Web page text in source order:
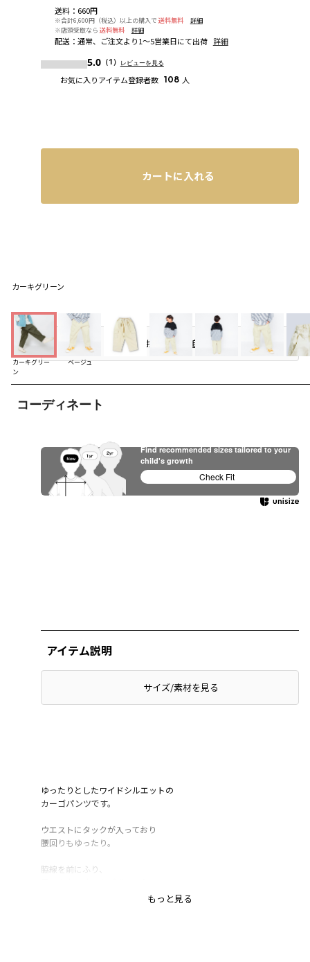
カーキグリーン
カーキグリー
ン
ベージュ
コーディネート
送料： 660円
※合計6,600円（税込）以上の購入で 送料無料
詳細
※店頭受取なら 送料無料 詳細
配送： 通常、ご注文より1～5営業日にて出荷 詳細
5.0（1） レビューを見る
お気に入りアイテム登録者数 108 人
カートに入れる
お気に入り追加
アイテム説明
サイズ/素材を見る
ゆったりとしたワイドシルエットの
カーゴパンツです。
ウエストにタックが入っており
腰回りもゆったり。
脇線を前にふり、
もっと見る
Find recommended sizes tailored to your
child's growth
Check Fit